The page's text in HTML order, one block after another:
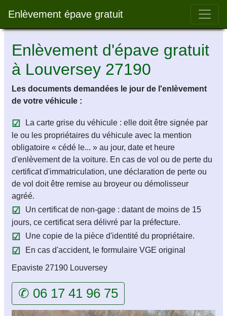
Enlèvement épave gratuit Bar
Enlèvement d'épave gratuit
à Louversey 27190
Les documents demandées le jour de l'enlèvement
de votre véhicule :
La carte grise du véhicule : elle doit être signée par
le ou les propriétaires du véhicule avec la mention
obligatoire « cédé le... » au jour, date et heure
d'enlèvement de la voiture. En cas de vol ou de perte du
certificat d'immatriculation, une déclaration de perte ou
de vol doit être remise au broyeur ou démolisseur
agréé.
Un certificat de non-gage : datant de moins de 15
jours, ce certificat sera délivré par la préfecture.
Une copie de la pièce d'identité du propriétaire.
En cas d'accident, le formulaire VGE original
Epaviste 27190 Louversey
✆ 06 17 41 96 75